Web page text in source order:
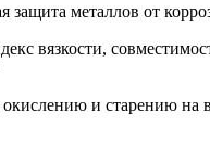
защита металлов от
вязкости,
окислению и старению на